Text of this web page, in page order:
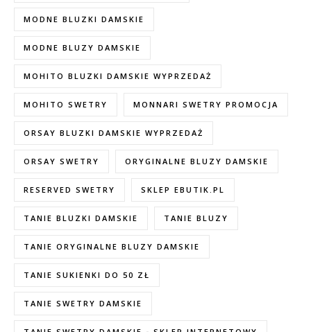
MODNE BLUZKI DAMSKIE
MODNE BLUZY DAMSKIE
MOHITO BLUZKI DAMSKIE WYPRZEDAŻ
MOHITO SWETRY MONNARI SWETRY PROMOCJA
ORSAY BLUZKI DAMSKIE WYPRZEDAŻ
ORSAY SWETRY ORYGINALNE BLUZY DAMSKIE
RESERVED SWETRY SKLEP EBUTIK.PL
TANIE BLUZKI DAMSKIE TANIE BLUZY
TANIE ORYGINALNE BLUZY DAMSKIE
TANIE SUKIENKI DO 50 ZŁ
TANIE SWETRY DAMSKIE